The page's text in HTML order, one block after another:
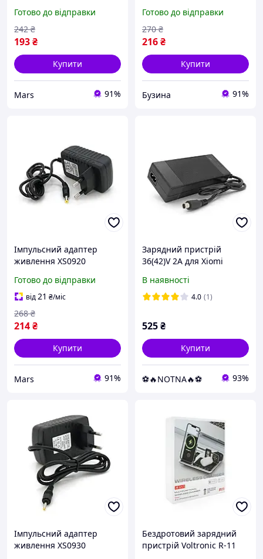
штекер 5.5 2.5 довжина
1м q50 white
Готово до відправки
193₴
242 ₴
Купити
Mars 91%
адаптер зарядний
пристрій конектор
buzyna
Готово до відправки
216₴
270 ₴
Купити
Бузина 91%
Імпульсний адаптер
живлення XS0920
2А потужність 18Вт
штекер 4.0/1.7
Готово до відправки
від21 ₴/міс
214₴
268 ₴
Купити
Mars 91%
Зарядний пристрій
36(42)V 2A для Xiomi
В наявності
4.0 (1)
525₴
Купити
⚽️🔥NOTNA🔥⚽️ 93%
Імпульсний адаптер
живлення XS0930
Бездротовий зарядний
пристрій Voltronic R-11